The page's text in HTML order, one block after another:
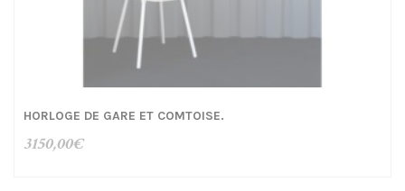
HORLOGE DE GARE ET COMTOISE.
3150,00€